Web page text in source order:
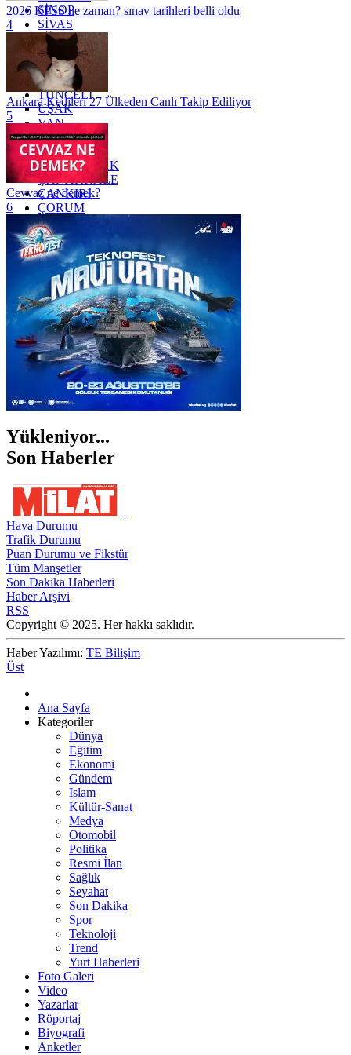
SİNOP
SİVAS
SİİRT
TEKİRDAĞ
TOKAT
TRABZON
TUNCELİ
UŞAK
VAN
YALOVA
YOZGAT
ZONGULDAK
ÇANAKKALE
ÇANKIRI
ÇORUM
İSTANBUL
İZMİR
ŞANLIURFA
ŞIRNAK
2026 KPSS ne zaman? sınav tarihleri belli oldu
4
Ankara Kedileri 27 Ülkeden Canlı Takip Ediliyor
5
Cevvaz ne demek?
6
Yükleniyor...
Son Haberler
Hava Durumu
Trafik Durumu
Puan Durumu ve Fikstür
Tüm Manşetler
Son Dakika Haberleri
Haber Arşivi
RSS
Copyright © 2025. Her hakkı saklıdır.
Haber Yazılımı: TE Bilişim
Üst
Ana Sayfa
Kategoriler
Dünya
Eğitim
Ekonomi
Gündem
İslam
Kültür-Sanat
Medya
Otomobil
Politika
Resmi İlan
Sağlık
Seyahat
Son Dakika
Spor
Teknoloji
Trend
Yurt Haberleri
Foto Galeri
Video
Yazarlar
Röportaj
Biyografi
Anketler